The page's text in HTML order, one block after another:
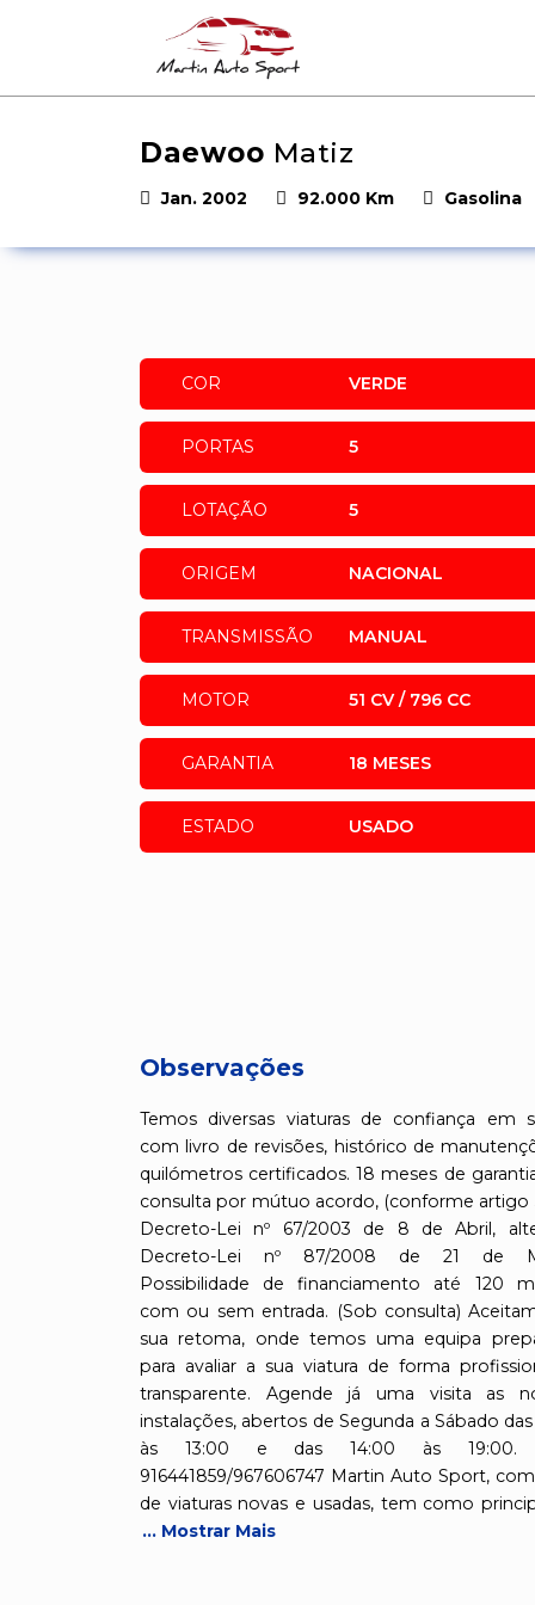
Daewoo Matiz
Jan. 2002 92.000 Km Gasolina
COR VERDE
PORTAS 5
LOTAÇÃO 5
ORIGEM NACIONAL
TRANSMISSÃO MANUAL
MOTOR 51 CV / 796 CC
GARANTIA 18 MESES
ESTADO USADO
Observações
Temos diversas viaturas de confiança em
com livro de revisões, histórico de
quilómetros certificados. 18 meses de
consulta por mútuo acordo, (conforme artigo
Decreto-Lei nº 67/2003 de 8 de Abril,
Decreto-Lei nº 87/2008 de 21 de
Possibilidade de financiamento até 120
com ou sem entrada. (Sob consulta)
sua retoma, onde temos uma equipa
para avaliar a sua viatura de forma
transparente. Agende já uma visita as
instalações, abertos de Segunda a Sábado
às 13:00 e das 14:00 às 19:00.
916441859/967606747 Martin Auto Sport,
de viaturas novas e usadas, tem como
... Mostrar Mais